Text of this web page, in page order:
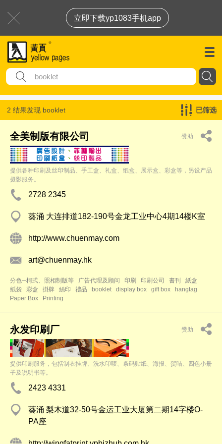
立即下载yp1083手机app
2 结果发现 booklet 已筛选
全美制版有限公司 赞助
提供各种印刷及丝印制品、手工盒、礼盒、纸盒、展示盒、彩盒等，另设产品
摄影服务。
2728 2345
葵涌 大连排道182-190号金龙工业中心4期14楼K室
http://www.chuenmay.com
art@chuenmay.hk
分色─柯式、照相制版等 广告代理及顾问 印刷 印刷公司 書刊
紙盒
紙袋
彩盒 掛牌 絲印 禮品 booklet display box gift box
hangtag
Paper Box
Printing
永发印刷厂 赞助
提供印刷服务，包括制衣挂牌、洗水印唛、条码贴纸、海报、贺咭、四色小册
子及说明书等。
2423 4331
葵涌 梨木道32-50号金运工业大厦第二期14字楼O-
PA座